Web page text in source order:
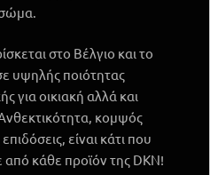
στο Βέλγιο και το
υψηλής ποιότητας
για οικιακή αλλά και
κομψός
είναι κάτι που
από κάθε προϊόν της DKN!